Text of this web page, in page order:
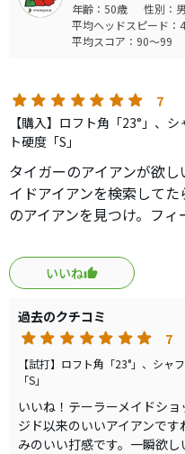
年齢：50歳 性別：
平均ヘッドスピード
平均スコア：90～99
7
【購入】ロフト角「23°」、
ト硬度「S」
タイガーのアイアンが欲
イドアイアンを検索して
のアイアンを見つけ。フ
あったので。タイガーア
購入。
いいね
過去のクチコミ
7
【試打】ロフト角「23°」、シャ
「S」
いいね！テーラーメイドシ
ジド以来のいいアイアンで
みのいい打感です。一瞬欲し